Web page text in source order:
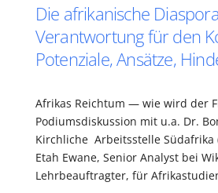
Die afrikanische
Verantwortung für den
Potenziale, Ansätze,
Afrikas Reichtum — wie wird der
Podiumsdiskussion mit u.a. Dr.
Kirchliche Arbeitsstelle Südafrika
Etah Ewane, Senior Analyst bei
Lehrbeauftragter, für